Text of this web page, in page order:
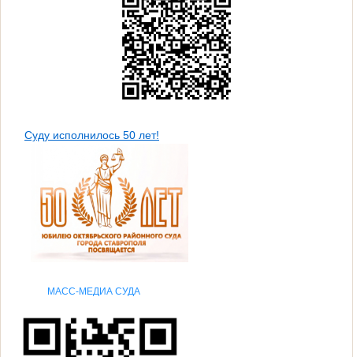
Суду исполнилось 50 лет!
МАСС-МЕДИА СУДА